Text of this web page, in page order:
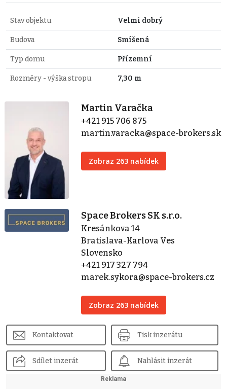
Stav objektu Velmi dobrý
Budova Smíšená
Typ domu Přízemní
Rozměry - výška stropu 7,30 m
Martin Varačka
+421 915 706 875
martin.varacka@space-brokers.sk
Zobraz 263 nabídek
Space Brokers SK s.r.o.
Kresánkova 14
Bratislava-Karlova Ves
Slovensko
+421 917 327 794
marek.sykora@space-brokers.cz
Zobraz 263 nabídek
Kontaktovat Tisk inzerátu
Sdílet inzerát Nahlásit inzerát